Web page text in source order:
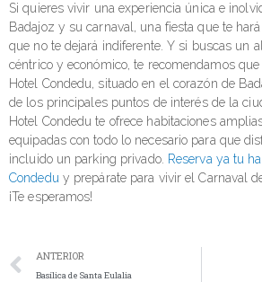
Si quieres vivir una experiencia única e
Badajoz y su carnaval, una fiesta que te
que no te dejará indiferente. Y si buscas un
céntrico y económico, te recomendamos
Hotel Condedu, situado en el corazón de
de los principales puntos de interés de la
Hotel Condedu te ofrece habitaciones
equipadas con todo lo necesario para que
incluido un parking privado. Reserva ya tu
Condeduy prepárate para vivir el Carnaval
¡Te esperamos!
ANTERIOR
Basílica de Santa Eulalia